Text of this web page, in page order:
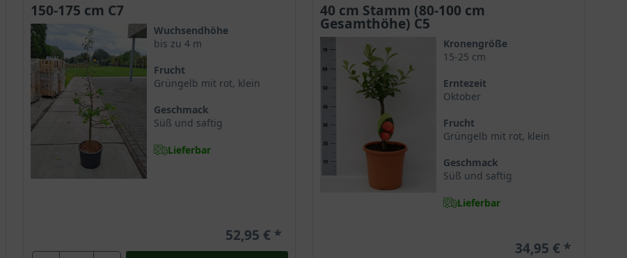
150-175 cm C7
Wuchsendhöhe
bis zu 4 m
Frucht
Grüngelb mit rot, klein
Geschmack
Süß und saftig
Lieferbar
52,95 €
40 cm Stamm (80-100 cm
Gesamthöhe) C5
Kronengröße
15-25 cm
Erntezeit
Oktober
Frucht
Grüngelb mit rot, klein
Geschmack
Süß und saftig
Lieferbar
34,95 €